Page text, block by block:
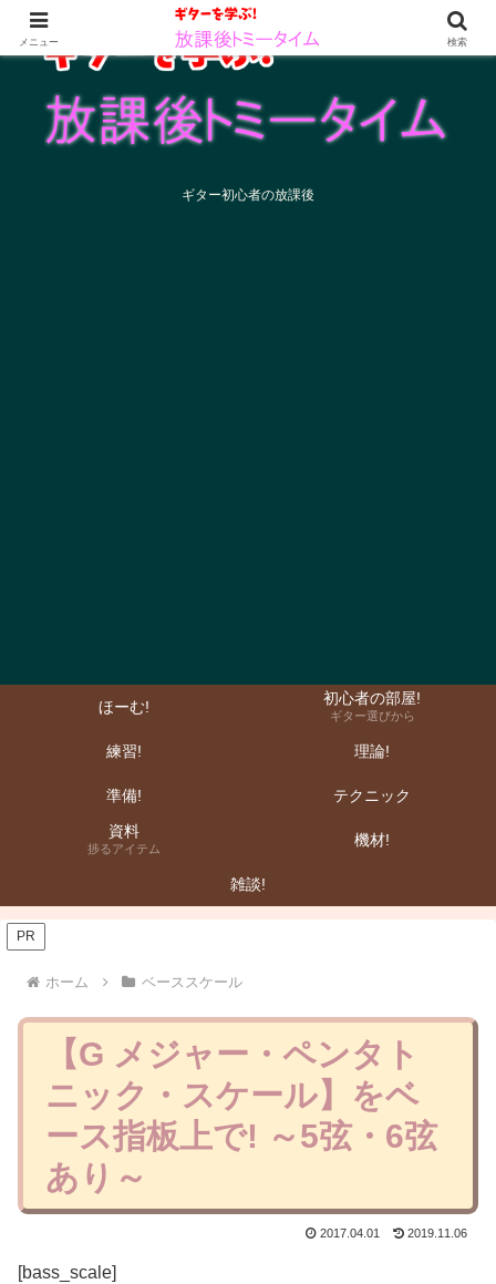
ギター初心者の放課後
ほーむ! 初心者の部屋!
ギター選びから
練習! 理論!
準備!
テクニック
資料
捗るアイテム 機材!
雑談!
PR
ホーム ベーススケール
【G メジャー・ペンタト
ニック・スケール】をベ
ース指板上で! ～5弦・6弦
あり～
2017.04.01 2019.11.06
[bass_scale]
メニュー 検索